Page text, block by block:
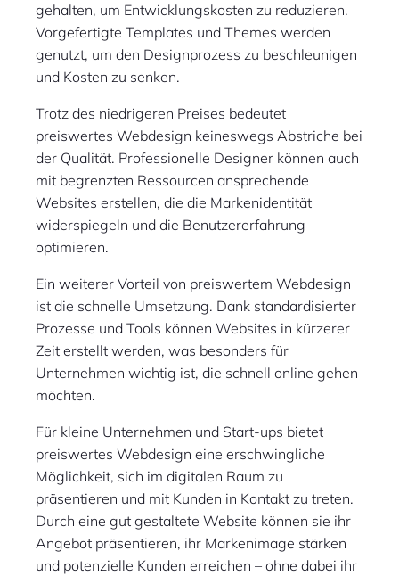
gehalten, um Entwicklungskosten zu reduzieren.
Vorgefertigte Templates und Themes werden
genutzt, um den Designprozess zu beschleunigen
und Kosten zu senken.
Trotz des niedrigeren Preises bedeutet
preiswertes Webdesign keineswegs Abstriche bei
der Qualität. Professionelle Designer können auch
mit begrenzten Ressourcen ansprechende
Websites erstellen, die die Markenidentität
widerspiegeln und die Benutzererfahrung
optimieren.
Ein weiterer Vorteil von preiswertem Webdesign
ist die schnelle Umsetzung. Dank standardisierter
Prozesse und Tools können Websites in kürzerer
Zeit erstellt werden, was besonders für
Unternehmen wichtig ist, die schnell online gehen
möchten.
Für kleine Unternehmen und Start-ups bietet
preiswertes Webdesign eine erschwingliche
Möglichkeit, sich im digitalen Raum zu
präsentieren und mit Kunden in Kontakt zu treten.
Durch eine gut gestaltete Website können sie ihr
Angebot präsentieren, ihr Markenimage stärken
und potenzielle Kunden erreichen – ohne dabei ihr